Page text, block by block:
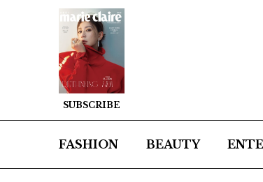
SUBSCRIBE
FASHION BEAUTY